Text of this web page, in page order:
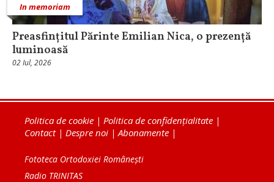
In memoriam
Preasfințitul Părinte Emilian Nica, o prezență
luminoasă
02 Iul, 2026
Politica de cookie | Politica de confidențialitate |
Contact| Despre noi | Abonamente |
Fototeca Ortodoxiei Românești
Radio TRINITAS